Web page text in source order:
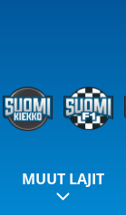
MUUT LAJIT